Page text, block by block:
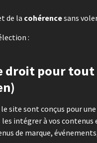
de la cohérencesans
:
droit pour tout
le site sont conçus pour
les intégrer à vos
de marque,